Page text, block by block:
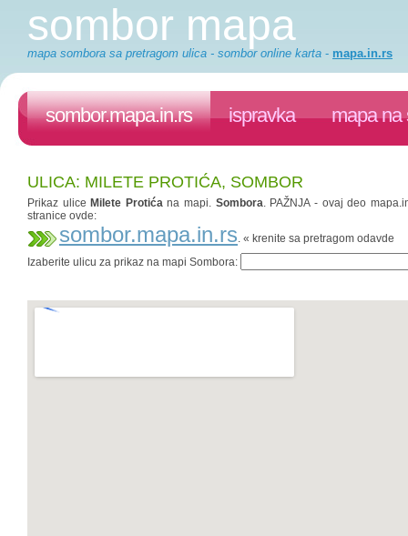
sombor mapa
mapa sombora sa pretragom ulica - sombor online karta - mapa.in.rs
sombor.mapa.in.rs ispravka mapa na
ULICA: MILETE PROTIĆA, SOMBOR
Prikaz ulice Milete Protićana mapi. Sombora. PAŽNJA - ovaj deo
stranice ovde:
sombor.mapa.in.rs. « krenite sa pretragom odavde
Izaberite ulicu za prikaz na mapi Sombora: